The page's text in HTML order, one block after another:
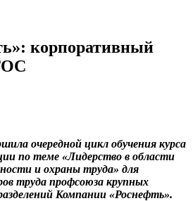
корпоративный
очередной цикл обучения курса
по теме «Лидерство в области
и охраны труда» для
труда профсоюза крупных
Компании «Роснефть».